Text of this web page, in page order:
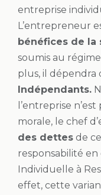
entreprise
L’entrepreneur
bénéfices de la
soumis au régime
plus, il dépendra
Indépendants.
l’entreprise
morale, le chef
des dettes de
responsabilité en
Individuelle à
effet, cette